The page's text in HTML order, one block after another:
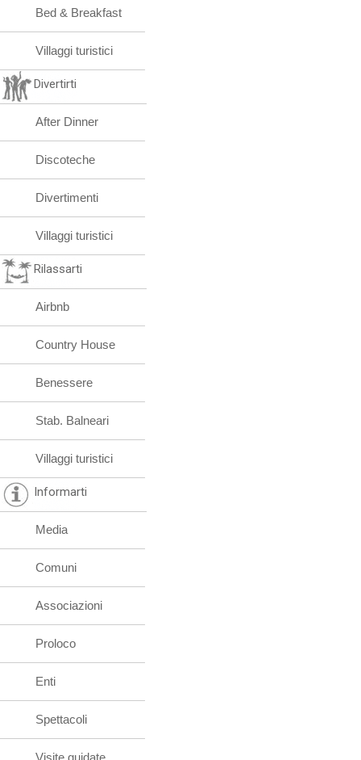
Bed & Breakfast
Villaggi turistici
Divertirti
After Dinner
Discoteche
Divertimenti
Villaggi turistici
Rilassarti
Airbnb
Country House
Benessere
Stab. Balneari
Villaggi turistici
Informarti
Media
Comuni
Associazioni
Proloco
Enti
Spettacoli
Visite guidate